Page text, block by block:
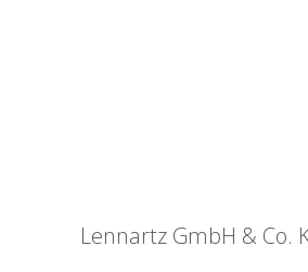
Lennartz GmbH & Co.